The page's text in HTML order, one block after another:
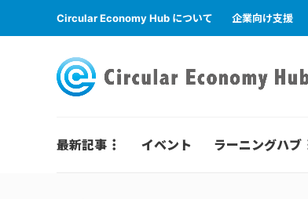
Circular Economy Hub について 企業向け支援
最新記事 イベント ラーニングハブ